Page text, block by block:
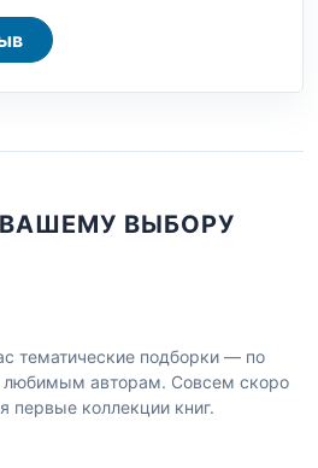
ВЫБОРУ
тематические подборки — по
авторам. Совсем скоро
первые коллекции книг.